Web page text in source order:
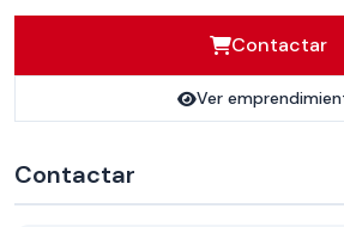
Contactar
Ver
Contactar